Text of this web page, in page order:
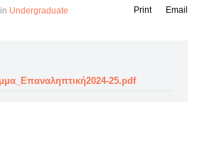
Undergraduate Email
Print
25.pdf